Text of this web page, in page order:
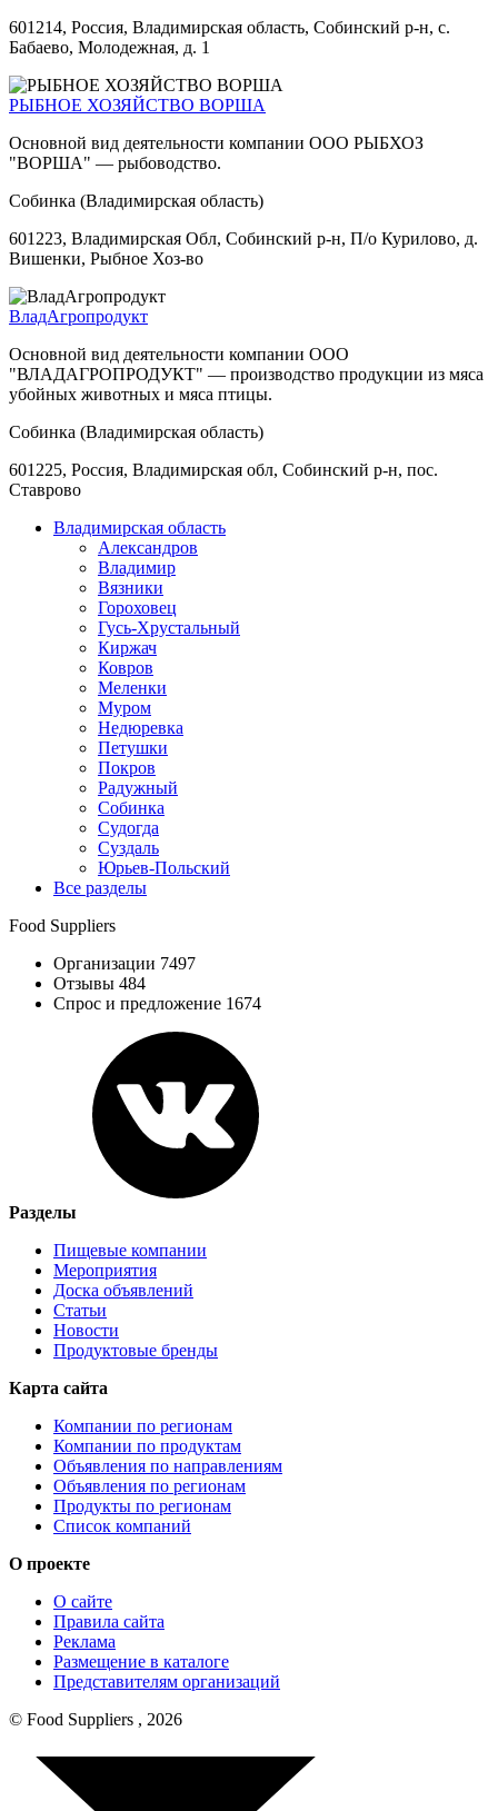
601214, Россия, Владимирская область, Собинский р-н, с.
Бабаево, Молодежная, д. 1
РЫБНОЕ ХОЗЯЙСТВО ВОРША
Основной вид деятельности компании ООО РЫБХОЗ
"ВОРША" — рыбоводство.
Собинка (Владимирская область)
601223, Владимирская Обл, Собинский р-н, П/о Курилово, д.
Вишенки, Рыбное Хоз-во
ВладАгропродукт
Основной вид деятельности компании ООО
"ВЛАДАГРОПРОДУКТ" — производство продукции из мяса
убойных животных и мяса птицы.
Собинка (Владимирская область)
601225, Россия, Владимирская обл, Собинский р-н, пос.
Ставрово
Владимирская область
Александров
Владимир
Вязники
Гороховец
Гусь-Хрустальный
Киржач
Ковров
Меленки
Муром
Недюревка
Петушки
Покров
Радужный
Собинка
Судогда
Суздаль
Юрьев-Польский
Все разделы
Food Suppliers
Организации 7497
Отзывы 484
Спрос и предложение 1674
Разделы
Пищевые компании
Мероприятия
Доска объявлений
Статьи
Новости
Продуктовые бренды
Карта сайта
Компании по регионам
Компании по продуктам
Объявления по направлениям
Объявления по регионам
Продукты по регионам
Список компаний
О проекте
О сайте
Правила сайта
Реклама
Размещение в каталоге
Представителям организаций
© Food Suppliers , 2026